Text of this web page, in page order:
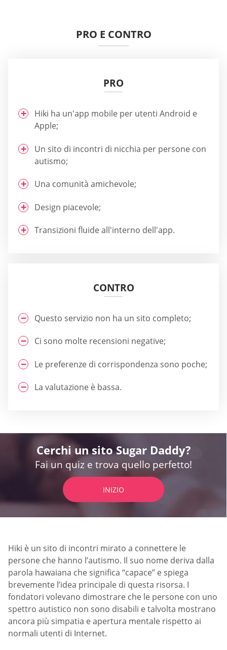
PRO E CONTRO
PRO
Hiki ha un'app mobile per utenti Android e
Apple;
Un sito di incontri di nicchia per persone con
autismo;
Una comunità amichevole;
Design piacevole;
Transizioni fluide all'interno dell'app.
CONTRO
Questo servizio non ha un sito completo;
Ci sono molte recensioni negative;
Le preferenze di corrispondenza sono poche;
La valutazione è bassa.
Cerchi un sito Sugar Daddy?
Fai un quiz e trova quello perfetto!
INIZIO
Hiki è un sito di incontri mirato a connettere le
persone che hanno l’autismo. Il suo nome deriva dalla
parola hawaiana che significa “capace” e spiega
brevemente l’idea principale di questa risorsa. I
fondatori volevano dimostrare che le persone con uno
spettro autistico non sono disabili e talvolta mostrano
ancora più simpatia e apertura mentale rispetto ai
normali utenti di Internet.